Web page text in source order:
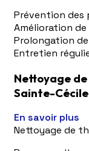
Prévention des
Amélioration
Prolongation
Entretien
Nettoyage
Sainte-
En savoir plus
Nettoyage de